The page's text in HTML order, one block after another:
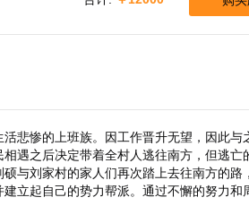
悲惨的上班族。因工作晋升无望，因此
遇之后决定带着全村人逃往南方，但逃
与刘家村的家人们再次踏上去往南方的
立起自己的势力帮派。通过不懈的努力